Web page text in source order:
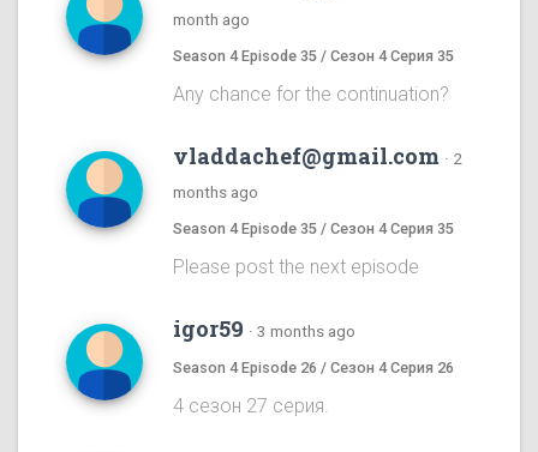
month ago
Season 4 Episode 35 / Сезон 4 Серия 35
Any chance for the continuation?
vladdachef@gmail.com · 2
months ago
Season 4 Episode 35 / Сезон 4 Серия 35
Please post the next episode
igor59 · 3 months ago
Season 4 Episode 26 / Сезон 4 Серия 26
4 сезон 27 серия.